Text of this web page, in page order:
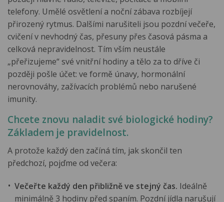
telefony. Umělé osvětlení a noční zábava rozbíjejí
přirozený rytmus. Dalšími narušiteli jsou pozdní večeře,
cvičení v nevhodný čas, přesuny přes časová pásma a
celková nepravidelnost. Tím vším neustále
„přeřizujeme“ své vnitřní hodiny a tělo za to dříve či
později pošle účet: ve formě únavy, hormonální
nerovnováhy, zažívacích problémů nebo narušené
imunity.
Chcete znovu naladit své biologické hodiny?
Základem je pravidelnost.
A protože každý den začíná tím, jak skončil ten
předchozí, pojďme od večera:
Večeřte každý den přibližně ve stejný čas. Ideálně
minimálně 3 hodiny před spaním. Pozdní jídla narušují